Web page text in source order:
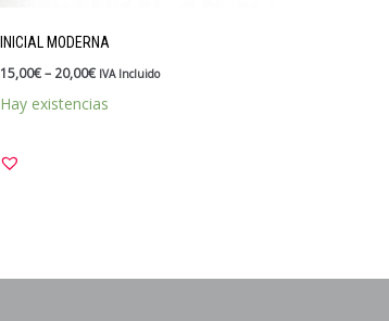
INICIAL MODERNA
15,00€– 20,00€ IVA Incluido
Hay existencias